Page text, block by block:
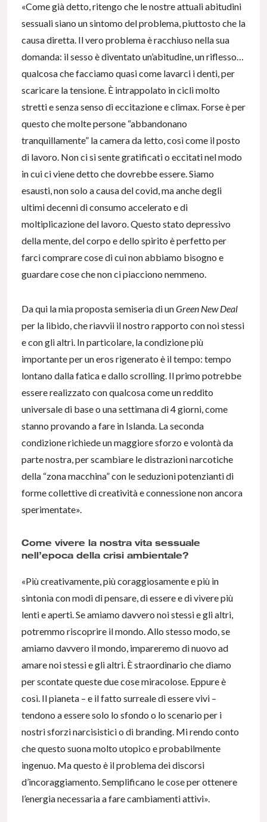
«Come già detto, ritengo che le nostre attuali abitudini
sessuali siano un sintomo del problema, piuttosto che la
causa diretta. Il vero problema è racchiuso nella sua
domanda: il sesso è diventato un’abitudine, un riflesso…
qualcosa che facciamo quasi come lavarci i denti, per
scaricare la tensione. È intrappolato in cicli molto
stretti e senza senso di eccitazione e climax. Forse è per
questo che molte persone “abbandonano
tranquillamente” la camera da letto, così come il posto
di lavoro. Non ci si sente gratificati o eccitati nel modo
in cui ci viene detto che dovrebbe essere. Siamo
esausti, non solo a causa del covid, ma anche degli
ultimi decenni di consumo accelerato e di
moltiplicazione del lavoro. Questo stato depressivo
della mente, del corpo e dello spirito è perfetto per
farci comprare cose di cui non abbiamo bisogno e
guardare cose che non ci piacciono nemmeno.
Da qui la mia proposta semiseria di unGreen New Deal
per la libido, che riavvii il nostro rapporto con noi stessi
e con gli altri. In particolare, la condizione più
importante per un eros rigenerato è il tempo: tempo
lontano dalla fatica e dallo scrolling. Il primo potrebbe
essere realizzato con qualcosa come un reddito
universale di base o una settimana di 4 giorni, come
stanno provando a fare in Islanda. La seconda
condizione richiede un maggiore sforzo e volontà da
parte nostra, per scambiare le distrazioni narcotiche
della “zona macchina” con le seduzioni potenzianti di
forme collettive di creatività e connessione non ancora
sperimentate».
Come vivere la nostra vita sessuale
nell’epoca della crisi ambientale?
«Più creativamente, più coraggiosamente e più in
sintonia con modi di pensare, di essere e di vivere più
lenti e aperti. Se amiamo davvero noi stessi e gli altri,
potremmo riscoprire il mondo. Allo stesso modo, se
amiamo davvero il mondo, impareremo di nuovo ad
amare noi stessi e gli altri. È straordinario che diamo
per scontate queste due cose miracolose. Eppure è
così. Il pianeta – e il fatto surreale di essere vivi –
tendono a essere solo lo sfondo o lo scenario per i
nostri sforzi narcisistici o di branding. Mi rendo conto
che questo suona molto utopico e probabilmente
ingenuo. Ma questo è il problema dei discorsi
d’incoraggiamento. Semplificano le cose per ottenere
l’energia necessaria a fare cambiamenti attivi».